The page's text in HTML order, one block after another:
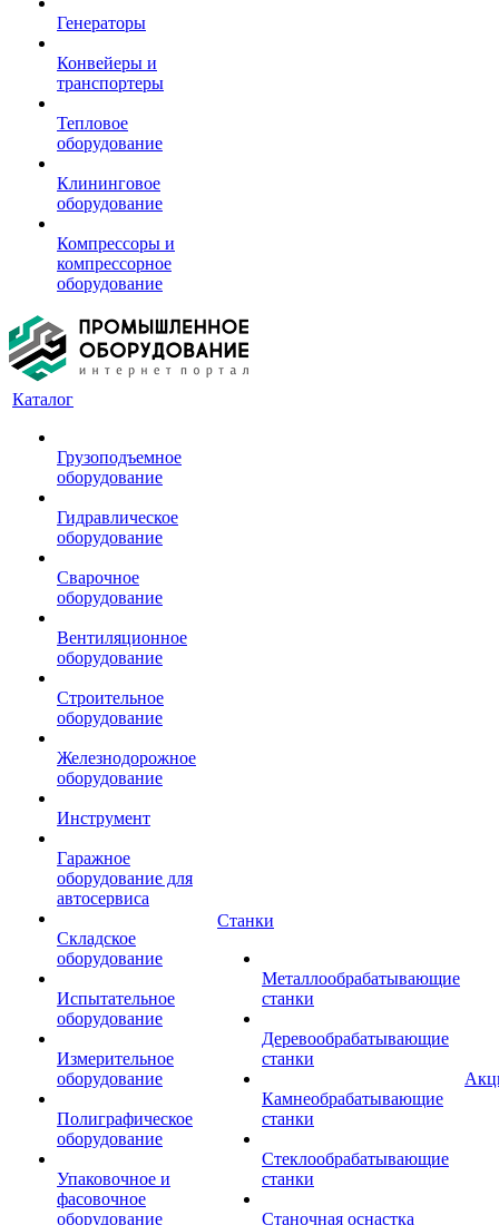
Генераторы
Конвейеры и
транспортеры
Тепловое
оборудование
Клининговое
оборудование
Компрессоры и
компрессорное
оборудование
Каталог
Грузоподъемное
оборудование
Гидравлическое
оборудование
Сварочное
оборудование
Вентиляционное
оборудование
Строительное
оборудование
Железнодорожное
оборудование
Инструмент
Гаражное
оборудование для
автосервиса
Складское
оборудование
Испытательное
оборудование
Измерительное
оборудование
Полиграфическое
оборудование
Упаковочное и
фасовочное
оборудование
Станки
Металлообрабатывающие
станки
Деревообрабатывающие
станки
Камнеобрабатывающие
станки
Стеклообрабатывающие
станки
Станочная оснастка